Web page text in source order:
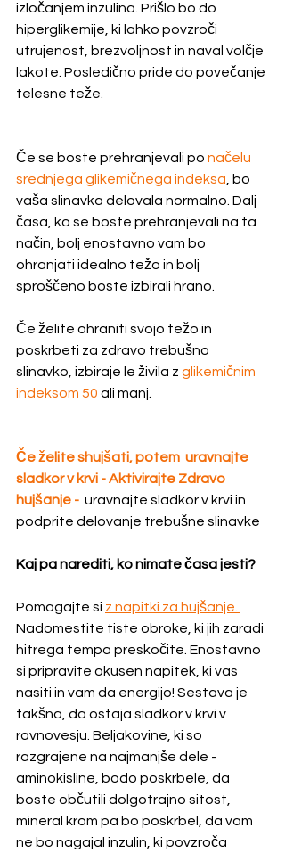
izločanjem inzulina. Prišlo bo do
hiperglikemije, ki lahko povzroči
utrujenost, brezvoljnost in naval volčje
lakote. Posledično pride do povečanje
telesne teže.
Če se boste prehranjevali po načelu
srednjega glikemičnega indeksa , bo
vaša slinavka delovala normalno. Dalj
časa, ko se boste prehranjevali na ta
način, bolj enostavno vam bo
ohranjati idealno težo in bolj
sproščeno boste izbirali hrano.
Če želite ohraniti svojo težo in
poskrbeti za zdravo trebušno
slinavko, izbiraje le živila z glikemičnim
indeksom 50 ali manj.
Če želite shujšati, potem  uravnajte
sladkor v krvi - Aktivirajte Zdravo
hujšanje - uravnajte sladkor v krvi in
podprite delovanje trebušne slinavke
Kaj pa narediti, ko nimate časa jesti?
Pomagajte si z napitki za hujšanje.
Nadomestite tiste obroke, ki jih zaradi
hitrega tempa preskočite. Enostavno
si pripravite okusen napitek, ki vas
nasiti in vam da energijo! Sestava je
takšna, da ostaja sladkor v krvi v
ravnovesju. Beljakovine, ki so
razgrajene na najmanjše dele -
aminokisline, bodo poskrbele, da
boste občutili dolgotrajno sitost,
mineral krom pa bo poskrbel, da vam
ne bo nagajal inzulin, ki povzroča